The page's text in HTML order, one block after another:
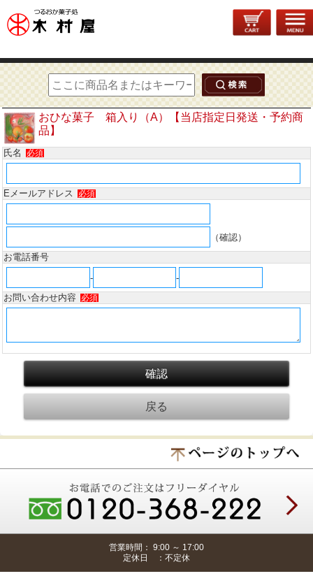
商品についてのお問い合わせ
おひな菓子 箱入り（A）【当店指定日発送・予約商
品】
氏名 必須
Eメールアドレス 必須
（確認）
お電話番号
-
-
お問い合わせ内容
必須
営業時間： 9:00 ～ 17:00
定休日 ：不定休